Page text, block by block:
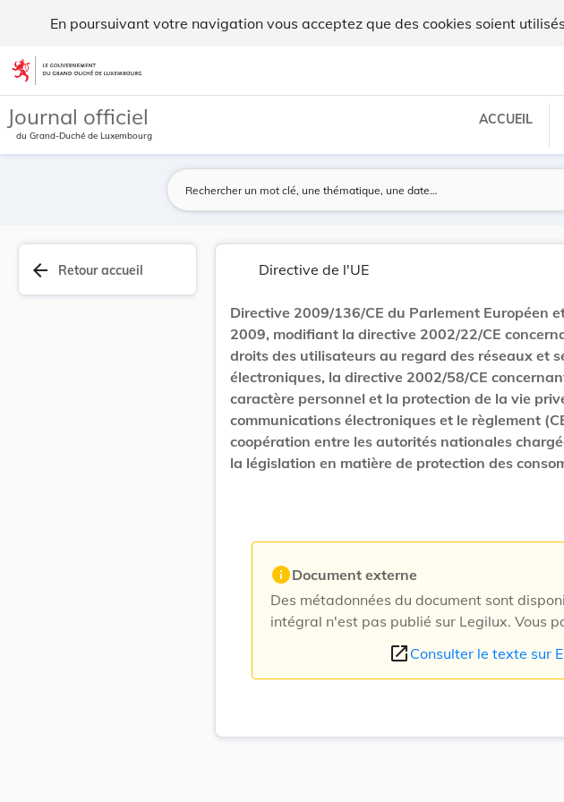
En poursuivant votre navigation vous acceptez que des cookies soient
Aller au contenu
Journal officiel
du Grand-Duché de Luxembourg
ACCUEIL
arrow_back Retour accueil Directive de l'UE
Directive 2009/136/CE du Parlement Européen
2009, modifiant la directive 2002/22/CE
droits des utilisateurs au regard des réseaux et
électroniques, la directive 2002/58/CE
caractère personnel et la protection de la vie
communications électroniques et le règlement
coopération entre les autorités nationales
la législation en matière de protection des
infoDocument externe
Des métadonnées du document sont
intégral n'est pas publié sur Legilux. Vous
open_in_new Consulter le texte sur